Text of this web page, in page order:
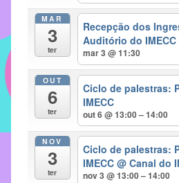
fortalecimento
sociais
profissionais
alunos,
professores
MAR
3
ter
Recepção dos
Auditório do IMECC
mar 3 @ 11:30
OUT
6
ter
Ciclo de palestras:
IMECC
out 6 @ 13:00 – 14:00
NOV
3
ter
Ciclo de palestras:
IMECC@ Canal do
nov 3 @ 13:00 – 14:00